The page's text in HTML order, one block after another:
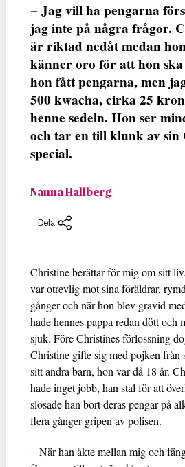
− Jag vill ha pengarna
jag inte på några frågor.
är riktad nedåt medan
känner oro för att hon
hon fått pengarna, men
500 kwacha, cirka 25
henne sedeln. Hon ser
och tar en till klunk av sin
special.
Nanna Hallberg
Dela
Christine berättar för mig om sitt
var otrevlig mot sina föräldrar,
gånger och när hon blev gravid
hade hennes pappa redan dött och
sjuk. Före Christines förlossning
Christine gifte sig med pojken från
sitt andra barn, hon var då 18 år.
hade inget jobb, han stal för att
slösade han bort deras pengar på
flera gånger gripen av polisen.
− När han åkte mellan mig och